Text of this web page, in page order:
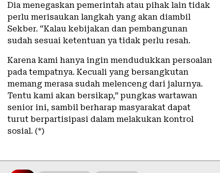
Dia menegaskan pemerintah atau pihak lain tidak
perlu merisaukan langkah yang akan diambil
Sekber. “Kalau kebijakan dan pembangunan
sudah sesuai ketentuan ya tidak perlu resah.
Karena kami hanya ingin mendudukkan persoalan
pada tempatnya. Kecuali yang bersangkutan
memang merasa sudah melenceng dari jalurnya.
Tentu kami akan bersikap,” pungkas wartawan
senior ini, sambil berharap masyarakat dapat
turut berpartisipasi dalam melakukan kontrol
sosial. (*)